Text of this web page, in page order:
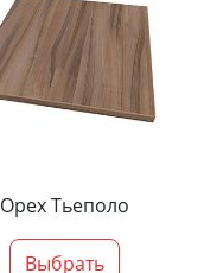
Орех Тьеполо
Выбрать